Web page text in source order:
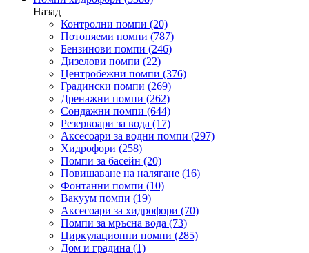
Назад
Контролни помпи (20)
Потопяеми помпи (787)
Бензинови помпи (246)
Дизелови помпи (22)
Центробежни помпи (376)
Градински помпи (269)
Дренажни помпи (262)
Сондажни помпи (644)
Резервоари за вода (17)
Аксесоари за водни помпи (297)
Хидрофори (258)
Помпи за басейн (20)
Повишаване на налягане (16)
Фонтанни помпи (10)
Вакуум помпи (19)
Аксесоари за хидрофори (70)
Помпи за мръсна вода (73)
Циркулационни помпи (285)
Дом и градина (1)